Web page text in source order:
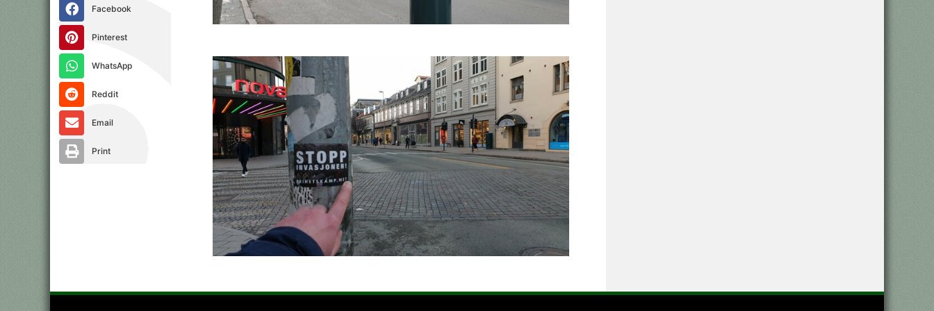
Facebook
Pinterest
WhatsApp
Reddit
Email
Print